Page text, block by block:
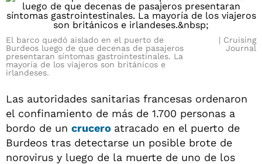
El barco quedó aislado en el puerto de
Burdeos luego de que decenas de pasajeros
presentaran síntomas gastrointestinales. La
mayoría de los viajeros son británicos e
irlandeses.
Cruising
Journal
Las autoridades sanitarias francesas ordenaron
el confinamiento de más de 1.700 personas a
bordo de un crucero atracado en el puerto de
Burdeos tras detectarse un posible brote de
norovirus y luego de la muerte de uno de los